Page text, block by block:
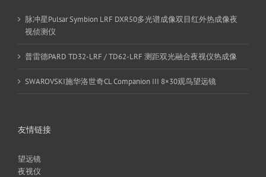
脉冲星Pulsar Symbion LRF DXR50多光谱成像双目红外热成像夜
视侦测仪
普雷德PARD TD32-LRF / TD62-LRF 测距双光融合夜视仪热成像
SWAROVSKI施华洛世奇CL Companion III 8×30观鸟望远镜
友情链接
望远镜
夜视仪